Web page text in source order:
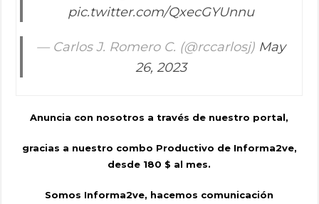
pic.twitter.com/QxecGYUnnu
— Carlos J. Romero C. (@rccarlosj) May
26, 2023
Anuncia con nosotros a través de nuestro portal,
gracias a nuestro combo Productivo de Informa2ve,
desde 180 $ al mes.
Somos Informa2ve, hacemos comunicación